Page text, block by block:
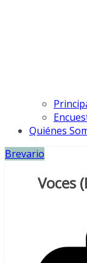
Quiénes
Brevario
Voces